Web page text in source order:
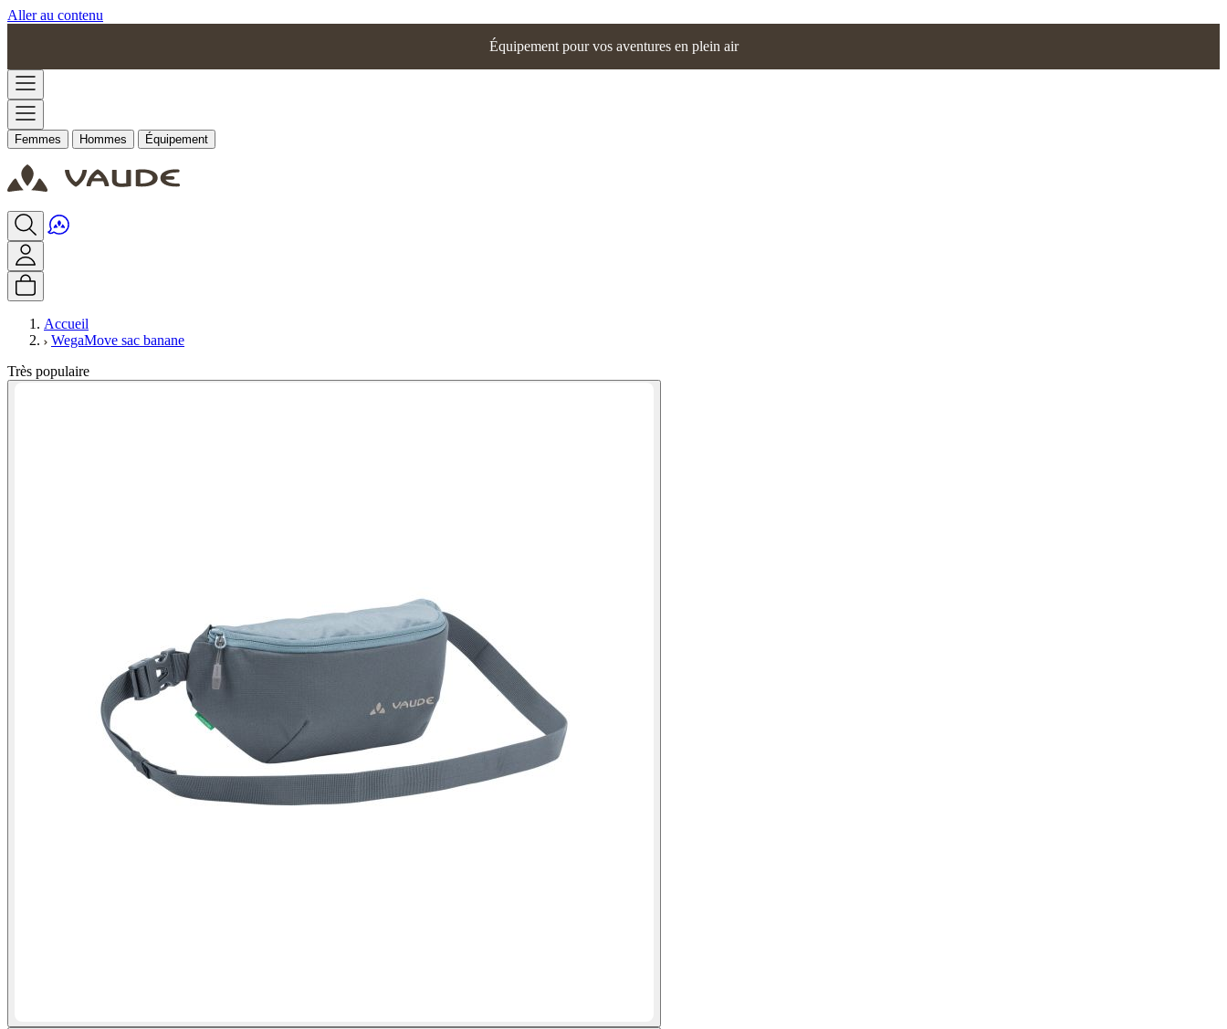
Aller au contenu
Équipement pour vos aventures en plein air
Femmes Hommes Équipement
Accueil
WegaMove sac banane
Très populaire